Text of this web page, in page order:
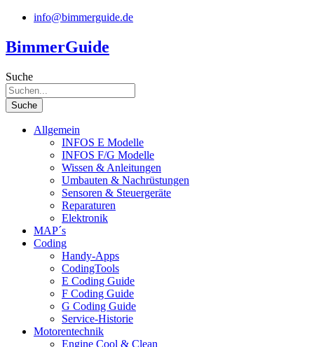
Zum
springen
info@bimmerguide.de
BimmerGuide
Suche
Suche
Allgemein
INFOS E Modelle
INFOS F/G Modelle
Wissen & Anleitungen
Umbauten & Nachrüstungen
Sensoren & Steuergeräte
Reparaturen
Elektronik
MAP´s
Coding
Handy-Apps
CodingTools
E Coding Guide
F Coding Guide
G Coding Guide
Service-Historie
Motorentechnik
Engine Cool & Clean